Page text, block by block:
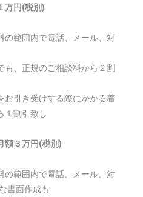
万円(税別)
の範囲内で電話、メール、対
も、正規のご相談料から２割
お引き受けする際にかかる着
１割引致し
３万円(税別)
の範囲内で電話、メール、対
書面作成も